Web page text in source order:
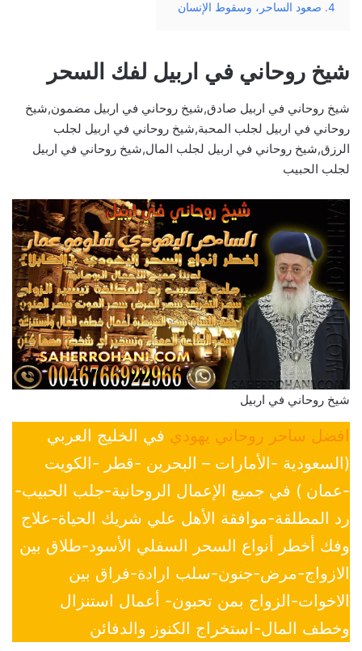
4. صعود الساحر، وسقوط الإنسان
شيخ روحاني في اربيل لفك السحر
شيخ روحاني في اربيل صادق,شيخ روحاني في اربيل مضمون,شيخ
روحاني في اربيل لجلب المحبة,شيخ روحاني في اربيل لجلب
الرزق,شيخ روحاني في اربيل لجلب المال,شيخ روحاني في اربيل
لجلب الحبيب
شيخ روحاني في اربيل
افضل ساحر روحاني يهودي في الخليج العربي
(السعودية -الأمارات – البحرين -قطر -الكويت
-عمان ) في جميع الإعمال الروحانية-جلب الحبيب-
رد المطلقة-موافقة الأهل علي شريك الحياة-علاج
وفك أخطر أنواع السحر السفلي الأسود-طلاق بين
الازواج-مرض-جنون-سلب ارادة-فراق بين
الاخوات-الزواج بمن تحبون- أعمال استنزال
وخطف المال-استخراج الكنوز والدفائن